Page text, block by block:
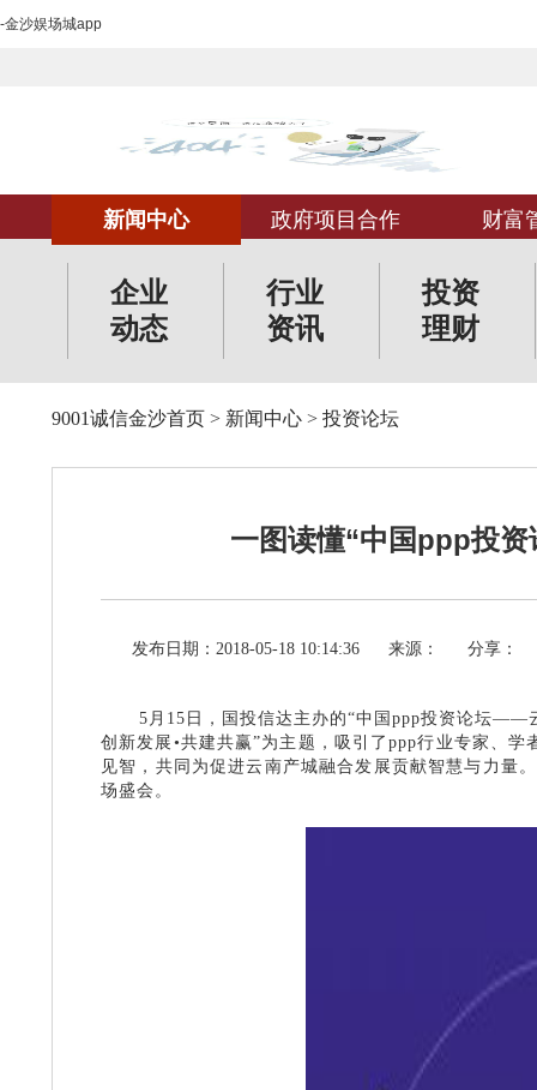
-金沙娱场城app
新闻中心 政府项目合作 财富
企业
动态
行业
资讯
投资
理财
9001诚信金沙首页 > 新闻中心 > 投资论坛
一图读懂“中国ppp投
发布日期：2018-05-18 10:14:36 来源： 分享：
5月15日，国投信达主办的“中国ppp投资论坛——
创新发展•共建共赢”为主题，吸引了ppp行业专家、
见智，共同为促进云南产城融合发展贡献智慧与力量
场盛会。